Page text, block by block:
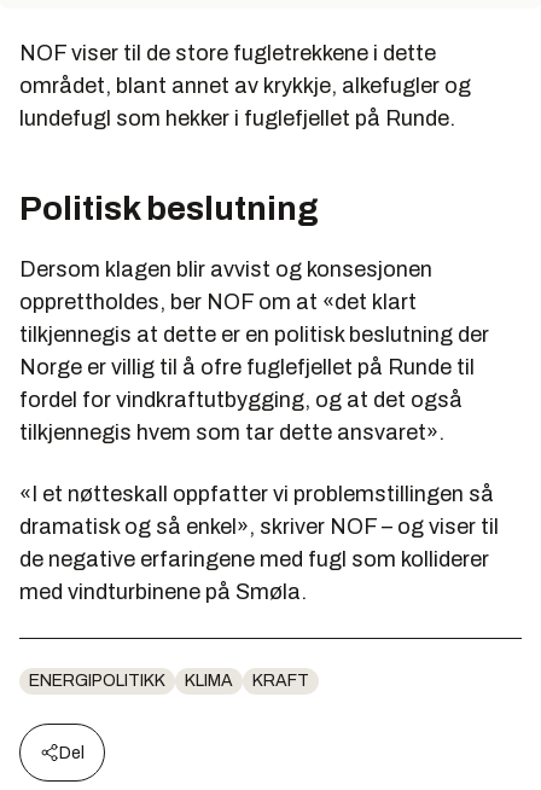
NOF viser til de store fugletrekkene i dette
området, blant annet av krykkje, alkefugler og
lundefugl som hekker i fuglefjellet på Runde.
Politisk beslutning
Dersom klagen blir avvist og konsesjonen
opprettholdes, ber NOF om at «det klart
tilkjennegis at dette er en politisk beslutning der
Norge er villig til å ofre fuglefjellet på Runde til
fordel for vindkraftutbygging, og at det også
tilkjennegis hvem som tar dette ansvaret».
«I et nøtteskall oppfatter vi problemstillingen så
dramatisk og så enkel», skriver NOF – og viser til
de negative erfaringene med fugl som kolliderer
med vindturbinene på Smøla.
ENERGIPOLITIKK KLIMA KRAFT
Del